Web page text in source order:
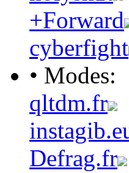
+Forward
cyberfight
• Modes:
qltdm.fr
Defrag.fr